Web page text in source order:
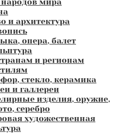
и архитектура
опера, балет
и регионам
стекло, керамика
и галлереи
изделия, оружие,
серебро
художественная